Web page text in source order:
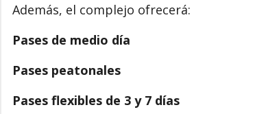
Además, el complejo ofrecerá:
Pases de medio día
Pases peatonales
Pases flexibles de 3 y 7 días